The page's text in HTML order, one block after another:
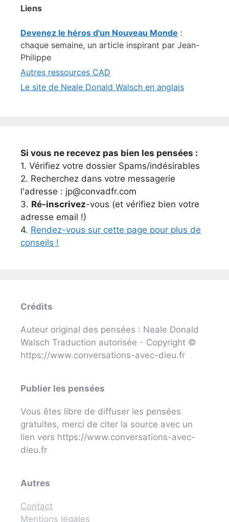
Liens
Devenez le héros d'un Nouveau Monde :
chaque semaine, un article inspirant par Jean-
Philippe
Autres ressources CAD
Le site de Neale Donald Walsch en anglais
Si vous ne recevez pas bien les pensées :
1. Vérifiez votre dossier Spams/indésirables
2. Recherchez dans votre messagerie
l'adresse : jp@convadfr.com
3. Ré-inscrivez-vous (et vérifiez bien votre
adresse email !)
4. Rendez-vous sur cette page pour plus de
conseils !
Crédits
Auteur original des pensées : Neale Donald
Walsch Traduction autorisée - Copyright ©
https://www.conversations-avec-dieu.fr
Publier les pensées
Vous êtes libre de diffuser les pensées
gratuites, merci de citer la source avec un
lien vers https://www.conversations-avec-
dieu.fr
Autres
Contact
Mentions légales